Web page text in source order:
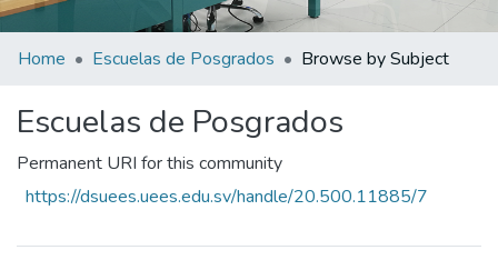
Home Escuelas de Posgrados Browse by Subject
Escuelas de Posgrados
Permanent URI for this community
https://dsuees.uees.edu.sv/handle/20.500.11885/7